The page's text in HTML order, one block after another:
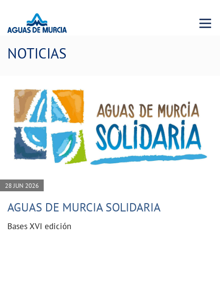
Menu
NOTICIAS
28 JUN 2026
AGUAS DE MURCIA SOLIDARIA
Bases XVI edición